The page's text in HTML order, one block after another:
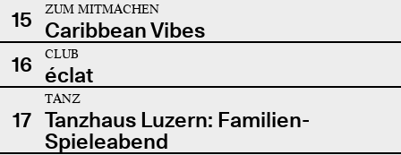
15
ZUM MITMACHEN
Caribbean Vibes
16
CLUB
éclat
17
TANZ
Tanzhaus Luzern: Familien-
Spieleabend